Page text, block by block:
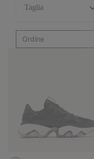
Taglia
Ordine